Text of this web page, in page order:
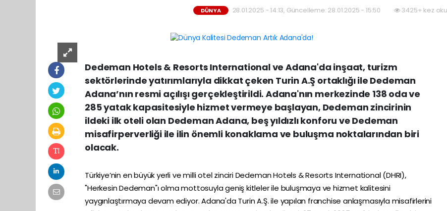
DÜNYA 28.01.2025 - 14:13, Güncelleme: 28.01.2025 - 15:50 3425+ kez
Dedeman Hotels & Resorts International ve Adana'da inşaat, turizm
sektörlerinde yatırımlarıyla dikkat çeken Turin A.Ş ortaklığı ile Dedeman
Adana’nın resmi açılışı gerçekleştirildi. Adana'nın merkezinde 138 oda ve
285 yatak kapasitesiyle hizmet vermeye başlayan, Dedeman zincirinin
ildeki ilk oteli olan Dedeman Adana, beş yıldızlı konforu ve Dedeman
misafirperverliği ile ilin önemli konaklama ve buluşma noktalarından biri
olacak.
Türkiye’nin en büyük yerli ve milli otel zinciri Dedeman Hotels & Resorts International (DHRI),
"Herkesin Dedeman"ı olma mottosuyla geniş kitleler ile buluşmaya ve hizmet kalitesini
yaygınlaştırmaya devam ediyor. Adana'da Turin A.Ş. ile yapılan franchise anlaşmasıyla misafirlerini